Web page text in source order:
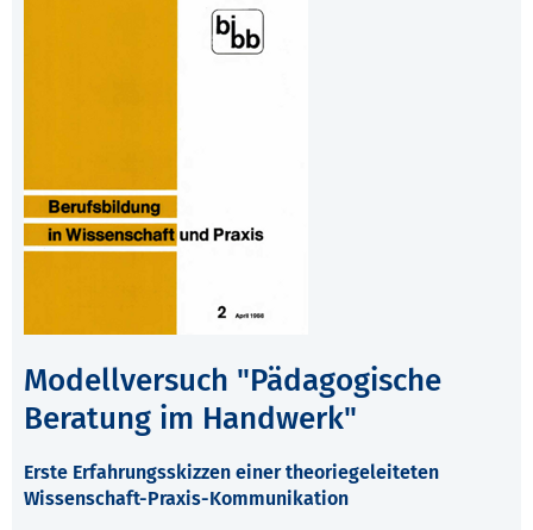
Modellversuch "Pädagogische
Beratung im Handwerk"
Erste Erfahrungsskizzen einer theoriegeleiteten
Wissenschaft-Praxis-Kommunikation